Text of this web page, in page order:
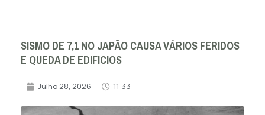
SISMO DE 7,1 NO JAPÃO CAUSA VÁRIOS FERIDOS
E QUEDA DE EDIFICIOS
Julho 28, 2026 11:33